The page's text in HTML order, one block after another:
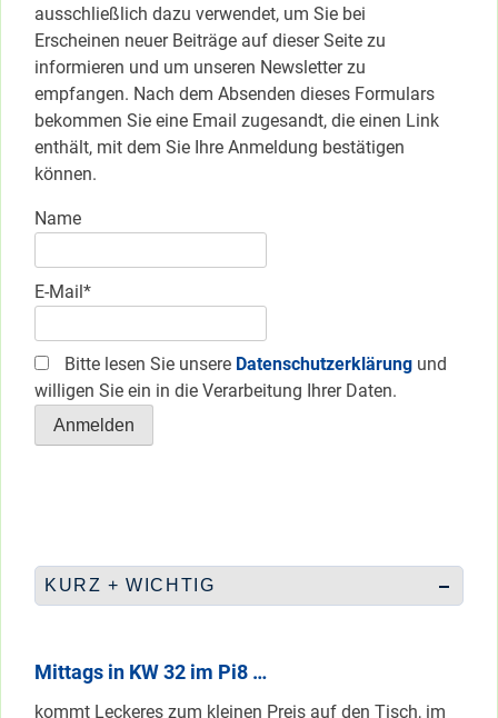
ausschließlich dazu verwendet, um Sie bei
Erscheinen neuer Beiträge auf dieser Seite zu
informieren und um unseren Newsletter zu
empfangen. Nach dem Absenden dieses Formulars
bekommen Sie eine Email zugesandt, die einen Link
enthält, mit dem Sie Ihre Anmeldung bestätigen
können.
Name
E-Mail*
Bitte lesen Sie unsere Datenschutzerklärung und
willigen Sie ein in die Verarbeitung Ihrer Daten.
KURZ + WICHTIG
Mittags in KW 32 im Pi8 …
kommt Leckeres zum kleinen Preis auf den Tisch, im